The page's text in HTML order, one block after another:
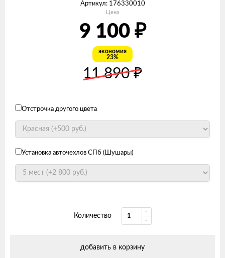
Артикул: 176330010
Цена
9 100 ₽
экономия
23%
11 890₽
Отстрочка другого цвета
Установка авточехлов СПб (Шушары)
Количество
добавить в корзину